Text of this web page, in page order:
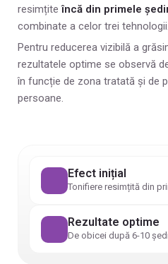
resimțiteîncă din primele
combinate a celor trei tehnologii.
Pentru reducerea vizibilă a
rezultatele optime se observă
în funcție de zona tratată și de
persoane.
Efect inițial
Tonifiere resimțită din
Rezultate optime
De obicei după 6-10